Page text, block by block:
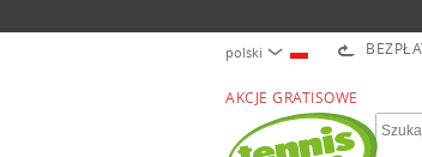
polski
AKCJE GRATISOWE